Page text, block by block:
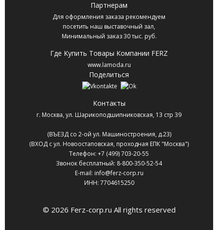
Партнерам
Для оформления заказа рекомендуем
посетить наш выставочный зал,
Минимальный заказ 30 тыс. руб.
Где Купить Товары Компании FERZ
www.lamoda.ru
Поделиться
Контакты
г. Москва, ул. Шарикоподшипниковская, 13 стр 39
(ВЪЕЗД со 2-ой ул. Машиностроения, д.23)
(ВХОД с ул. Новоостаповская, проходная ЕПК "Москва")
Телефон: +7 (499) 703-20-55
Звонок бесплатный: 8-800-350-52-54
E-mail: info@ferz-corp.ru
ИНН: 7704615250
© 2026 Ferz-corp.ru All rights reserved